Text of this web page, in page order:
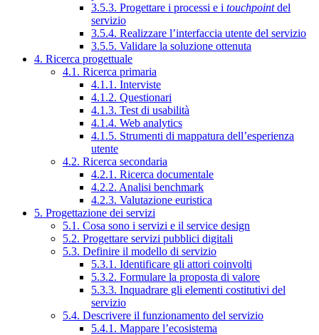
3.5.3. Progettare i processi e i touchpointdel
servizio
3.5.4. Realizzare l’interfaccia utente del servizio
3.5.5. Validare la soluzione ottenuta
4. Ricerca progettuale
4.1. Ricerca primaria
4.1.1. Interviste
4.1.2. Questionari
4.1.3. Test di usabilità
4.1.4. Web analytics
4.1.5. Strumenti di mappatura dell’esperienza
utente
4.2. Ricerca secondaria
4.2.1. Ricerca documentale
4.2.2. Analisi benchmark
4.2.3. Valutazione euristica
5. Progettazione dei servizi
5.1. Cosa sono i servizi e il service design
5.2. Progettare servizi pubblici digitali
5.3. Definire il modello di servizio
5.3.1. Identificare gli attori coinvolti
5.3.2. Formulare la proposta di valore
5.3.3. Inquadrare gli elementi costitutivi del
servizio
5.4. Descrivere il funzionamento del servizio
5.4.1. Mappare l’ecosistema